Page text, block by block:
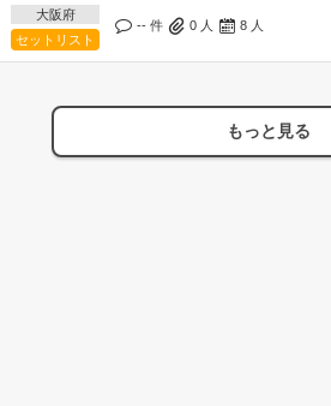
大阪府
セットリスト
-- 件 0 人 8 人
もっと見る